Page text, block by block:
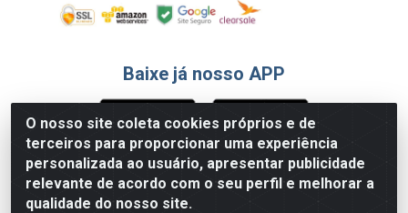
O nosso site coleta cookies próprios e de
terceiros para proporcionar uma experiência
personalizada ao usuário, apresentar publicidade
relevante de acordo com o seu perfil e melhorar a
qualidade do nosso site.
Baixe já nosso APP
Formas de Pagamento